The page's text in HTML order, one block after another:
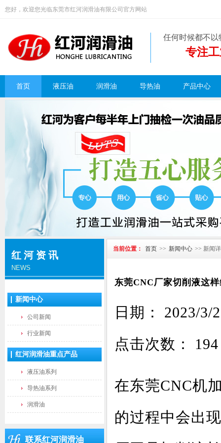
您好，欢迎您光临东莞市红河润滑油有限公司官方网站
任何时候都不
专注
首页 液压油 润滑油 导热油 产品中心
红河资讯
NEWS
新闻中心
公司新闻
行业新闻
红河润滑油重点产品
液压油系列
导热油系列
润滑油
联系红河润滑油
当前位置： 首页 >> 新闻中心 >> 新闻
东莞CNC厂家切削液这
日期： 2023/
点击次数： 194
在东莞CNC机
的过程中会出